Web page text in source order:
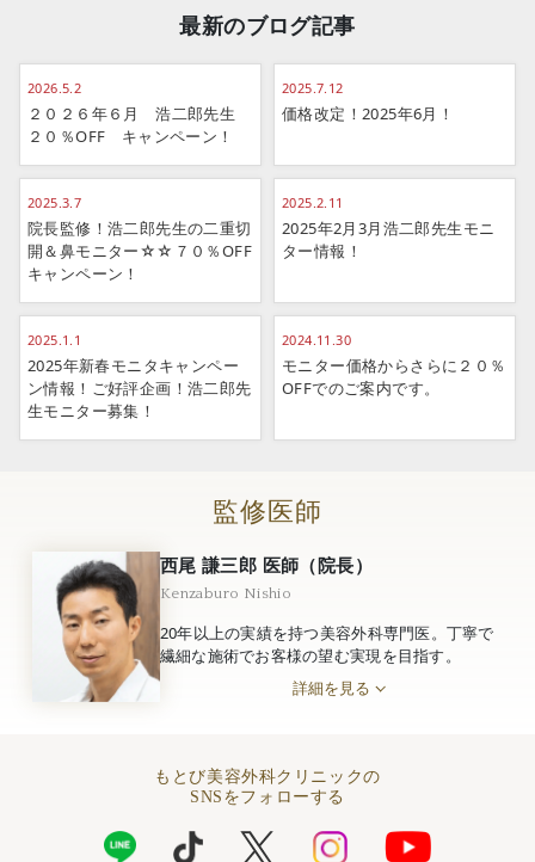
最新のブログ記事
2026.5.2
２０２６年６月 浩二郎先生
２０％OFF キャンペーン！
2025.7.12
価格改定！2025年6月！
2025.3.7
院長監修！浩二郎先生の二重切
開＆鼻モニター☆☆７０％OFF
キャンペーン！
2025.2.11
2025年2月3月浩二郎先生モニ
ター情報！
2025.1.1
2025年新春モニタキャンペー
ン情報！ご好評企画！浩二郎先
生モニター募集！
2024.11.30
モニター価格からさらに２０％
OFFでのご案内です。
監修医師
西尾 謙三郎 医師（院長）
Kenzaburo Nishio
20年以上の実績を持つ美容外科専門医。丁寧で
繊細な施術でお客様の望む実現を目指す。
詳細を見る
もとび美容外科クリニックの
SNSをフォローする